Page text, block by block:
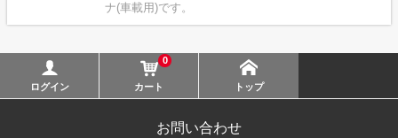
ナ(車載用)です。
ログイン
0
カート トップ
お問い合わせ